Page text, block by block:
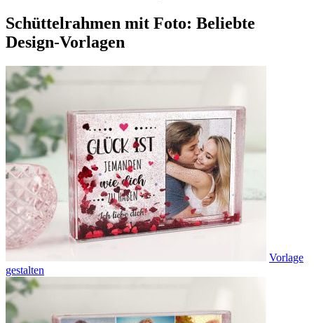
Schüttelrahmen mit Foto: Beliebte
Design-Vorlagen
Vorlage
gestalten